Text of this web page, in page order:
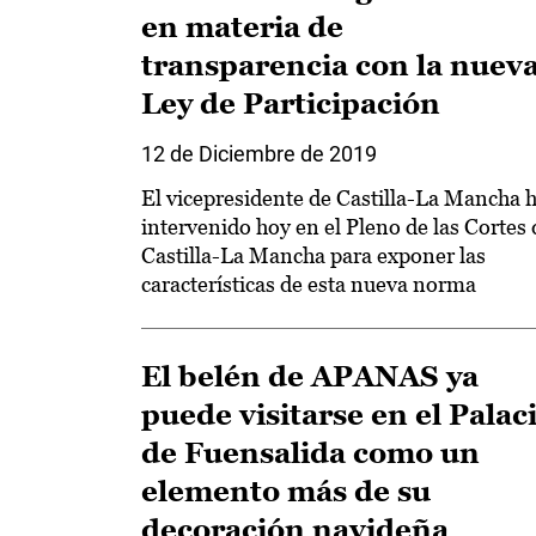
en materia de
transparencia con la
Ley de Participación
12 de Diciembre de 2019
El vicepresidente de Castilla-La Mancha
intervenido hoy en el Pleno de las Cortes
Castilla-La Mancha para exponer las
características de esta nueva norma
El belén de APANAS ya
puede visitarse en el
de Fuensalida como un
elemento más de su
decoración navideña